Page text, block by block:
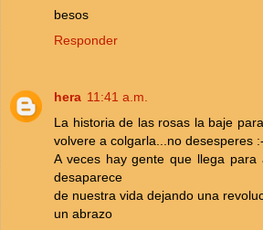
besos
Responder
hera 11:41 a.m.
La historia de las rosas la baje
volvere a colgarla...no desesperes
A veces hay gente que llega
desaparece
de nuestra vida dejando una
un abrazo